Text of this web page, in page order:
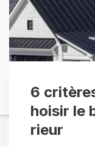
6
hoisir le
rieur